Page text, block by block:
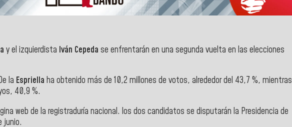
y el izquierdista Iván Cepeda se enfrentarán en una segunda vuelta en las elecciones
la Espriella ha obtenido más de 10,2 millones de votos, alrededor del 43,7 %, mientras
40,9 %.
web de la registraduría nacional. los dos candidatos se disputarán la Presidencia de
junio.